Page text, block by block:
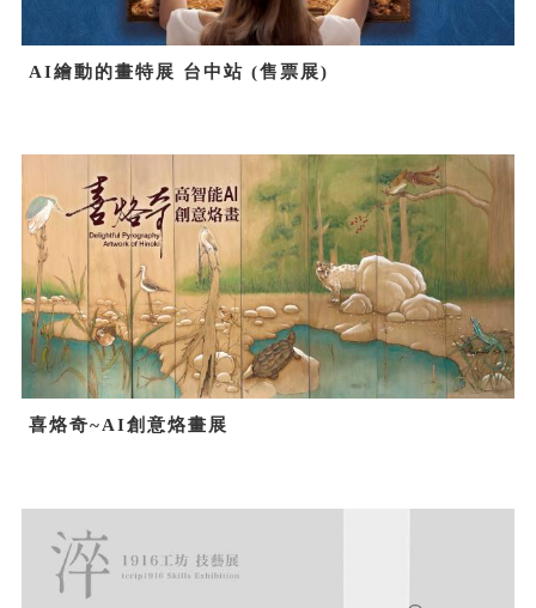
AI繪動的畫特展 台中站 (售票展)
喜烙奇~AI創意烙畫展